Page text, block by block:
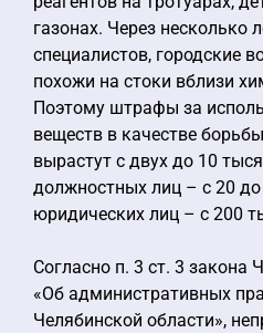
газонах. Через несколько
специалистов, городские
похожи на стоки вблизи
Поэтому штрафы за
веществ в качестве
вырастут с двух до 10
должностных лиц – с 20
юридических лиц – с 200
Согласно п. 3 ст. 3 закона
«Об административных
Челябинской области»,